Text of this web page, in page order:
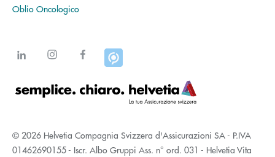
Oblio Oncologico
© 2026 Helvetia Compagnia Svizzera d'Assicurazioni SA - P.IVA
01462690155 - Iscr. Albo Gruppi Ass. n° ord. 031 - Helvetia Vita